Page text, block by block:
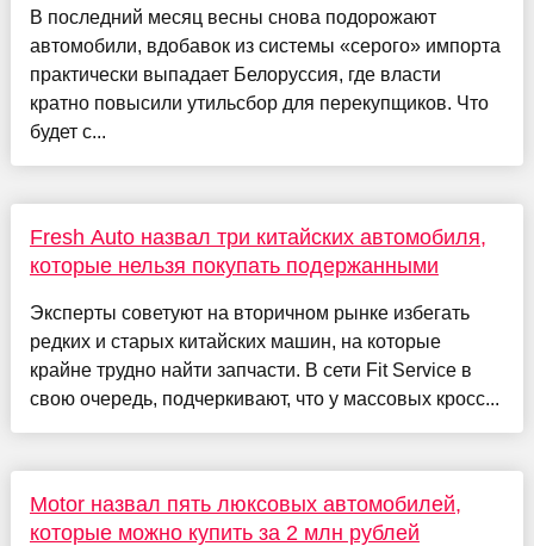
В последний месяц весны снова подорожают
автомобили, вдобавок из системы «серого» импорта
практически выпадает Белоруссия, где власти
кратно повысили утильсбор для перекупщиков. Что
будет с...
Fresh Auto назвал три китайских автомобиля,
которые нельзя покупать подержанными
Эксперты советуют на вторичном рынке избегать
редких и старых китайских машин, на которые
крайне трудно найти запчасти. В сети Fit Service в
свою очередь, подчеркивают, что у массовых кросс...
Motor назвал пять люксовых автомобилей,
которые можно купить за 2 млн рублей